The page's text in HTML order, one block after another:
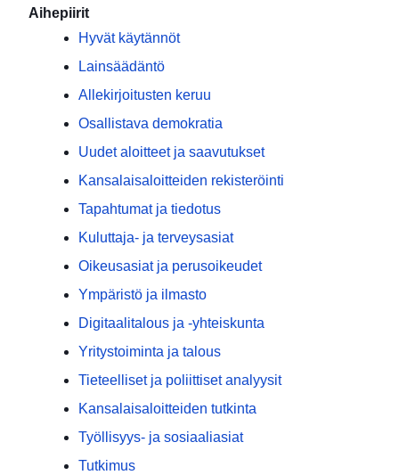
Aihepiirit
Hyvät käytännöt
Lainsäädäntö
Allekirjoitusten keruu
Osallistava demokratia
Uudet aloitteet ja saavutukset
Kansalaisaloitteiden rekisteröinti
Tapahtumat ja tiedotus
Kuluttaja- ja terveysasiat
Oikeusasiat ja perusoikeudet
Ympäristö ja ilmasto
Digitaalitalous ja -yhteiskunta
Yritystoiminta ja talous
Tieteelliset ja poliittiset analyysit
Kansalaisaloitteiden tutkinta
Työllisyys- ja sosiaaliasiat
Tutkimus